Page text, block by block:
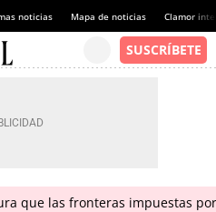
noticias Mapa de noticias Clamor
que las fronteras impuestas